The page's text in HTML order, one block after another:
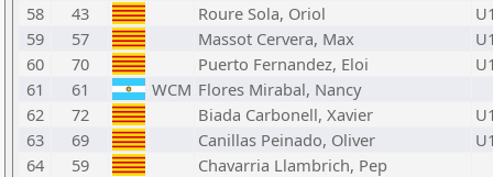
58
43 Roure Sola, Oriol
59
57 Massot Cervera, Max
60
70 Puerto Fernandez, Eloi
61
61 WCM Flores Mirabal, Nancy
62
72 Biada Carbonell, Xavier
63
69 Canillas Peinado, Oliver
64
59
Chavarria Llambrich, Pep